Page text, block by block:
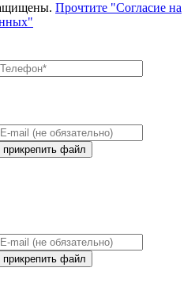
Прочтите "Согласие на
прикрепить файл
прикрепить файл